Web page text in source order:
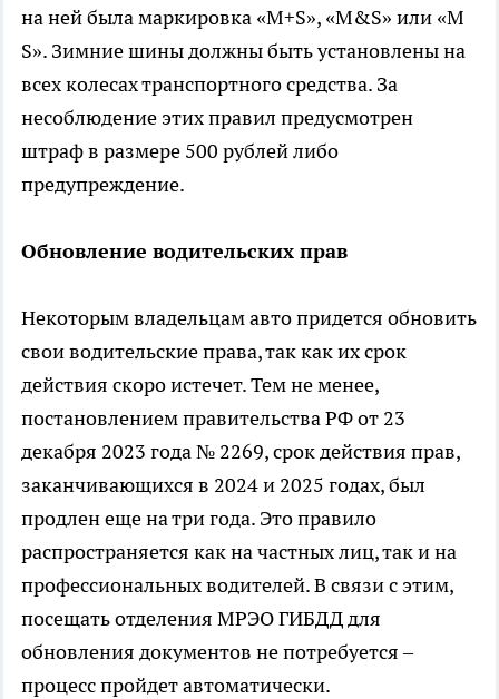
на ней была маркировка «M+S», «M&S» или «M
S». Зимние шины должны быть установлены на
всех колесах транспортного средства. За
несоблюдение этих правил предусмотрен
штраф в размере 500 рублей либо
предупреждение.
Обновление водительских прав
Некоторым владельцам авто придется обновить
свои водительские права, так как их срок
действия скоро истечет. Тем не менее,
постановлением правительства РФ от 23
декабря 2023 года № 2269, срок действия прав,
заканчивающихся в 2024 и 2025 годах, был
продлен еще на три года. Это правило
распространяется как на частных лиц, так и на
профессиональных водителей. В связи с этим,
посещать отделения МРЭО ГИБДД для
обновления документов не потребуется –
процесс пройдет автоматически.